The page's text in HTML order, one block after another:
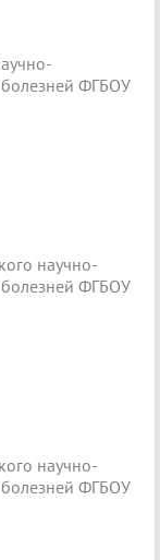
болезней ФГБОУ
научно-
болезней ФГБОУ
научно-
болезней ФГБОУ